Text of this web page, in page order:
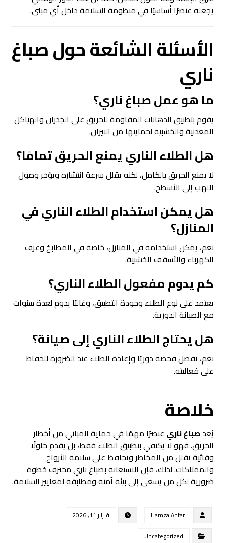
يجعله عنصرًا أساسيًا في منظومة السلامة داخل أي مبنى.
الأسئلة الشائعة حول صباغ
ناري
ما هو عمل صباغ ناري؟
يقوم بتطبيق الدهانات المقاومة للحريق على الجدران والهياكل
المعدنية والخشبية لحمايتها من النيران.
هل الطلاء الناري يمنع الحريق تمامًا؟
لا يمنع الحريق بالكامل، لكنه يقلل سرعة انتشاره ويؤخر وصول
اللهب إلى الأسطح.
هل يمكن استخدام الطلاء الناري في
المنازل؟
نعم، يمكن استخدامه في المنازل، خاصة في المطابخ وغرف
الكهرباء والأسقف الخشبية.
كم يدوم مفعول الطلاء الناري؟
يعتمد على نوع الطلاء وجودة التطبيق، وغالبًا يدوم لعدة سنوات
مع الصيانة الدورية.
هل يحتاج الطلاء الناري إلى صيانة؟
نعم، يفضل فحصه دوريًا وإعادة الطلاء عند الضرورة للحفاظ
على فعاليته.
خلاصة
يُعدصباغ ناري عنصرًا مهمًا في حماية المباني من أخطار
الحريق. فهو لا يكتفي بتطبيق الطلاء فقط، بل يقدم حلولًا
وقائية تقلل من المخاطر وتحافظ على سلامة الأرواح
والممتلكات. لذلك، فإن الاستعانة بصباغ ناري محترف خطوة
ضرورية لكل من يسعى إلى بيئة آمنة ومطابقة لمعايير السلامة.
Hamza Antar
فبراير 11, 2026
Uncategorized